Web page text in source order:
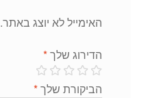
האימייל לא יוצג באתר.
הדירוג שלך*
הביקורת שלך*